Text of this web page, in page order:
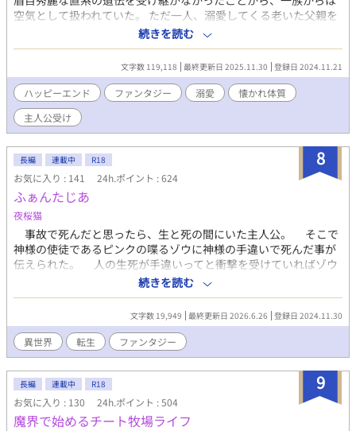
の特典が今もつきます！ ご購入の前に大切な、お詫びがございま
す！ ①私がお伝えし忘れたため、登場人物紹介のセバに、眼鏡が
ありません！ ②最終稿の修正が私のPCエラーで吹き飛び、誤植が
ございます！ 書籍のみの誤植 書籍p262 後ろから４行目 テデの
台詞が 正『お気をつけください』が 誤『気をつけください』
に 書籍p274 １行目 誤『レォンの瞳が、やさしくほそくな
る。。』句点が２つに 電子書籍、レンタルのみ 空白抜け
p124 後ろから６行目 正『のばしゅ！ お肉』が 誤『のばし
ゅ！お肉』に すべての書籍 書籍p283 後ろから６行目 正『ゲォ
ルグ・ディア・ジェディス』が 誤『ゲォルグ・ディオ・ジェデ
ィス』に これはエラーで吹き飛んだ訳ではなく、全く気づいてい
ませんでした、ごめんなさい……！ p239 最終行 『腕輪』が
『ブレスレット』 カタカナ変換忘れ ごめんなさい！ 今後、増刷
の機会があれば修正予定です。 誠に、誠に、申しわけございませ
ん！ でも眼鏡のないセバはとてもかっこ可愛く！ ほぼ全文書き
直しは、骨折した肩で（笑）めちゃくちゃがんばったので！ もし
よかったら無料部分だけでも楽しんでくださったら、とても、と
てもうれしいです！ 皆の動画はプロフのWebサイトからどうぞで
す！ 動画にはAIを使っていますが、小説にはAIを使っておりませ
ん 書籍にAI絵は一切ございません
空気として扱われていた。 ただ一人、溺愛してくる老いた父親を
除いて。 ユージンは、のんびりするのが好きだった。 いつでも、
のんびりしたいと思っている。 でも何故か忙しい。 ひとたび出張
へ出れば、冒険者に囲まれる始末。 いつになったら、のんびりで
きるのか。もう開き直って、のんびりしていいのか。 果たして、
そばかす糸目はのんびりできるのか。 懐かれ体質が好きな方向け
です。
続きを読む
文字数 119,118 最終更新日 2025.11.30 登録日 2024.11.21
ハッピーエンド ファンタジー 溺愛
懐かれ体質
主人公受け
8
長編 連載中 R18
お気に入り : 141 24h.ポイント : 624
ふぁんたじあ
夜桜猫
事故で死んだと思ったら、生と死の間にいた主人公。 そこで
神様の使徒であるピンクの喋るゾウに神様の手違いで死んだ事が
伝えられた。 人の生死が手違いってと衝撃を受けていればゾウ
はお詫びに転生出来ると言ってきた。 毎日仕事に追われるだけ
のつまらない人生だったと今更ながらに痛感した主人公は第二の
人生はのんびりまったりと好きな事をして生きて行きたいと思っ
た。 剣や魔法が存在する世界に転生した主人公。 のんびりま
ったりと第二の人生かと思いきやいきなり雲行きが怪しく
て……。 これは転生した主人公が旅をしながら様々な人と出会
いながら第二の人生を謳歌する物語である。
続きを読む
文字数 19,949 最終更新日 2026.6.26 登録日 2024.11.30
異世界 転生 ファンタジー
9
長編 連載中 R18
お気に入り : 130 24h.ポイント : 504
魔界で始めるチート牧場ライフ